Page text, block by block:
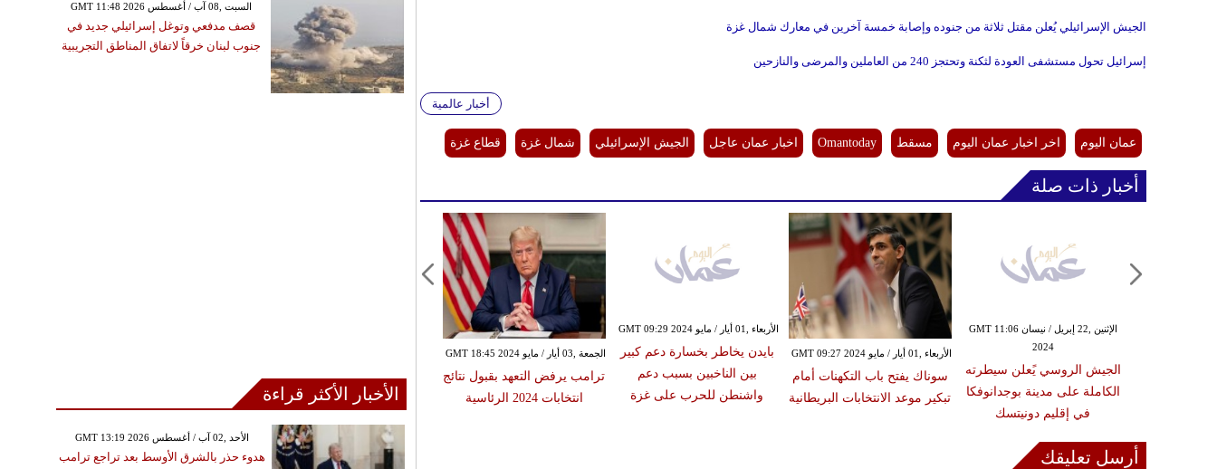
الجيش الإسرائيلي يُعلن مقتل ثلاثة من جنوده وإصابة خمسة آخرين في معارك شمال غزة
إسرائيل تحول مستشفى العودة لثكنة وتحتجز 240 من العاملين والمرضى والنازحين
أخبار عالمية
عمان اليوم اخر اخبار عمان اليوم مسقط Omantoday اخبار عمان عاجل الجيش الإسرائيلي شمال غزة قطاع غزة
أخبار ذات صلة
الجمعة ,03 أيار / مايو GMT 18:45 2024
ترامب يرفض التعهد بقبول نتائج
انتخابات 2024 الرئاسية
الأربعاء ,01 أيار / مايو GMT 09:29 2024
بايدن يخاطر بخسارة دعم كبير
بين الناخبين بسبب دعم
واشنطن للحرب على غزة
الأربعاء ,01 أيار / مايو GMT 09:27 2024
سوناك يفتح باب التكهنات أمام
تبكير موعد الانتخابات البريطانية
الإثنين ,22 إبريل / نيسان GMT 11:06
2024
الجيش الروسي يًعلن سيطرته
الكاملة على مدينة بوجدانوفكا
في إقليم دونيتسك
أرسل تعليقك
GMT 11:48 2026 السبت ,08 آب / أغسطس
قصف مدفعي وتوغل إسرائيلي جديد في
جنوب لبنان خرقاً لاتفاق المناطق التجريبية
الأخبار الأكثر قراءة
GMT 13:19 2026 الأحد ,02 آب / أغسطس
هدوء حذر بالشرق الأوسط بعد تراجع ترامب